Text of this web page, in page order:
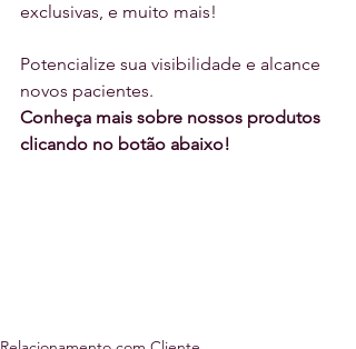
exclusivas, e muito mais!
Potencialize sua visibilidade e alcance
novos pacientes.
Conheça mais sobre nossos produtos
clicando no botão abaixo!